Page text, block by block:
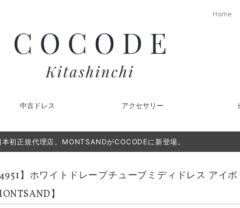
Home
中古ドレス アクセサリー
本初正規代理店。MONTSANDがCOCODEに新登場。
4951】ホワイトドレープチューブミディドレス アイ
】